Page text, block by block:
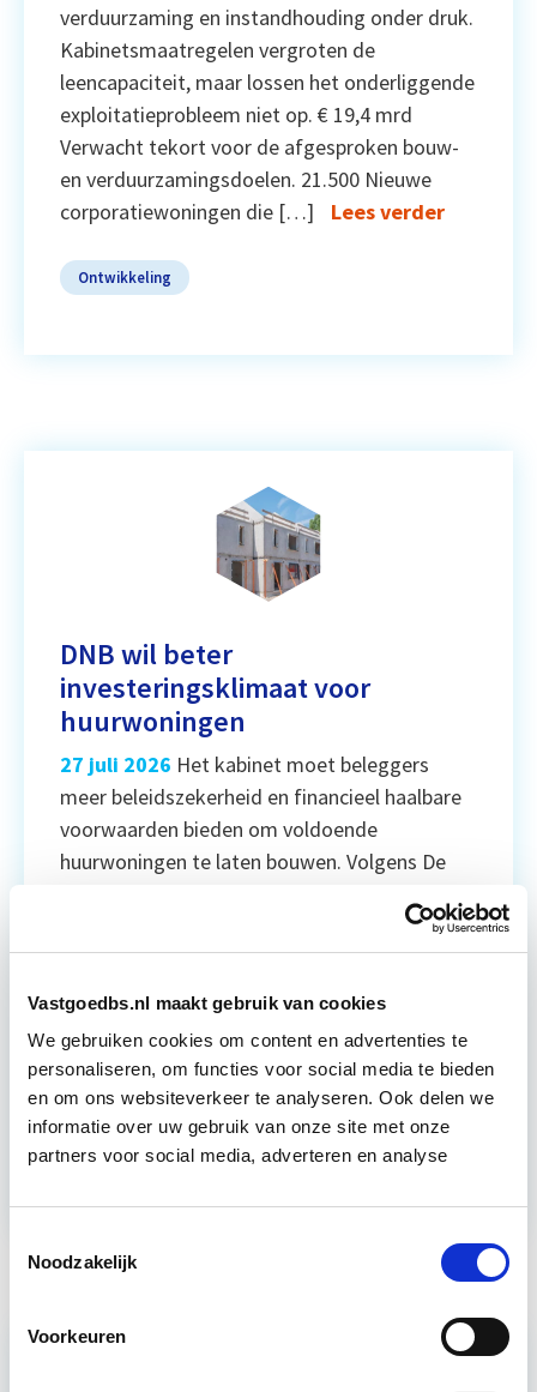
Vastgoedbs.nl maakt gebruik van cookies
We gebruiken cookies om content en advertenties te
personaliseren, om functies voor social media te bieden
en om ons websiteverkeer te analyseren. Ook delen we
informatie over uw gebruik van onze site met onze
partners voor social media, adverteren en analyse
Noodzakelijk
Voorkeuren
verduurzaming en instandhouding onder druk.
Kabinetsmaatregelen vergroten de
leencapaciteit, maar lossen het onderliggende
exploitatieprobleem niet op. € 19,4 mrd
Verwacht tekort voor de afgesproken bouw-
en verduurzamingsdoelen. 21.500 Nieuwe
corporatiewoningen die […]
Lees verder
Ontwikkeling
DNB wil beter
investeringsklimaat voor
huurwoningen
27 juli 2026 Het kabinet moet beleggers
meer beleidszekerheid en financieel haalbare
voorwaarden bieden om voldoende
huurwoningen te laten bouwen. Volgens De
aan privaat kapitaal nodig voor 16.000 nieuwe
huurwoningen. De huidige investeringen
blijven daar ver bij achter. €6,4 mrd Benodigd
huurwoningen. €3,6 mrd Investering van […]
Lees verder
Ontwikkeling